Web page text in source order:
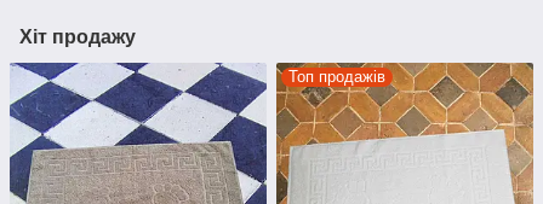
Хіт продажу
Топ продажів